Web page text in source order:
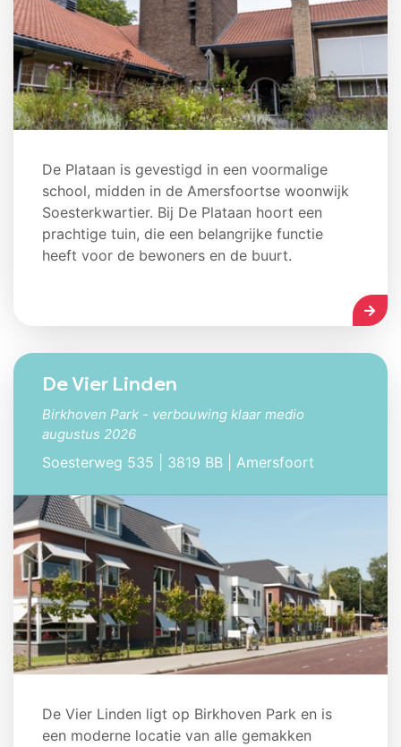
De Plataan is gevestigd in een voormalige
school, midden in de Amersfoortse woonwijk
Soesterkwartier. Bij De Plataan hoort een
prachtige tuin, die een belangrijke functie
heeft voor de bewoners en de buurt.
De Vier Linden
Birkhoven Park - verbouwing klaar medio
augustus 2026
Soesterweg 535 | 3819 BB | Amersfoort
De Vier Linden ligt op Birkhoven Park en is
een moderne locatie van alle gemakken